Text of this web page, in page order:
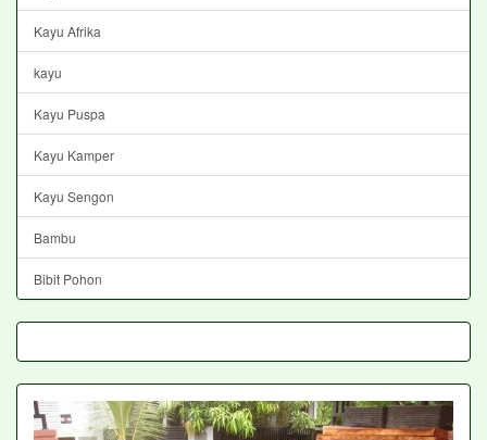
Kayu Afrika
kayu
Kayu Puspa
Kayu Kamper
Kayu Sengon
Bambu
Bibit Pohon